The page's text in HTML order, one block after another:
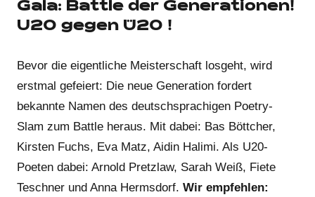
Gala: Battle der Generationen!
U20 gegen Ü20 !
Bevor die eigentliche Meisterschaft losgeht, wird
erstmal gefeiert: Die neue Generation fordert
bekannte Namen des deutschsprachigen Poetry-
Slam zum Battle heraus. Mit dabei: Bas Böttcher,
Kirsten Fuchs, Eva Matz, Aidin Halimi. Als U20-
Poeten dabei: Arnold Pretzlaw, Sarah Weiß, Fiete
Teschner und Anna Hermsdorf. Wir empfehlen: